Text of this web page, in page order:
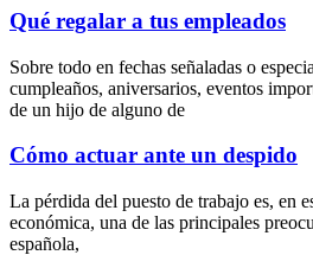
Qué regalar a tus empleados
Sobre todo en fechas señaladas o
cumpleaños, aniversarios, eventos
de un hijo de alguno de
Cómo actuar ante un despido
La pérdida del puesto de trabajo es, en
económica, una de las principales
española,